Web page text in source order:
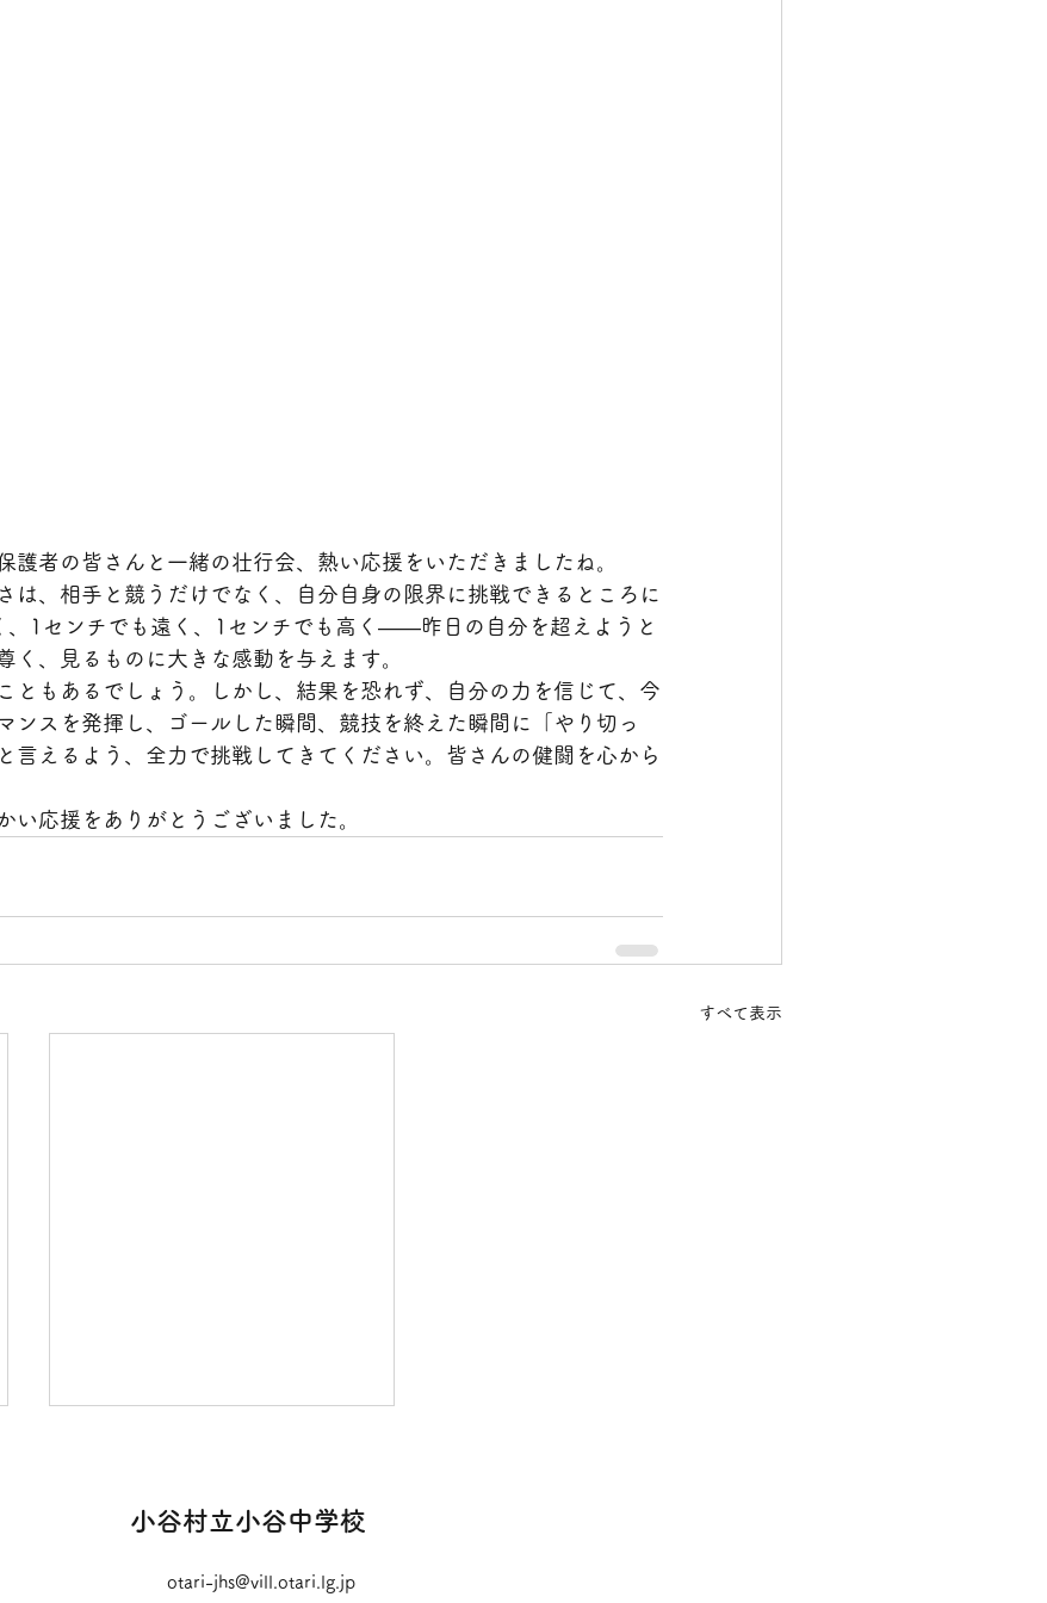
者の皆さんと一緒の壮行会、熱い応援をいただきましたね。
、相手と競うだけでなく、自分自身の限界に挑戦できるところに
、1センチでも遠く、1センチでも高く――昨日の自分を超えようと
く、見るものに大きな感動を与えます。
もあるでしょう。しかし、結果を恐れず、自分の力を信じて、今
ンスを発揮し、ゴールした瞬間、競技を終えた瞬間に「やり切っ
言えるよう、全力で挑戦してきてください。皆さんの健闘を心から
応援をありがとうございました。
すべて表示
小谷村立小谷中学校
otari-jhs@vill.otari.lg.jp